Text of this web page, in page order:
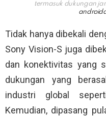
termasuk dukungan
Tidak hanya dibekali
Sony Vision-S juga
dan konektivitas yang
dukungan yang
industri global
Kemudian, dipasang